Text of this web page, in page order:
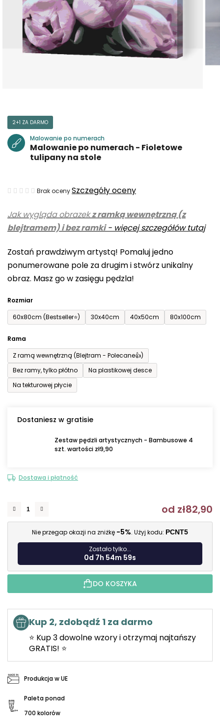
Jak wygląda obrazekz ramką wewnętrzną (z
blejtramem) i bez ramki- więcej szczegółów tutaj
Zostań prawdziwym artystą! Pomaluj jedno
ponumerowane pole za drugim i stwórz unikalny
obraz. Masz go w zasięgu pędzla!
Rozmiar
60x80cm (Bestseller⭐)
30x40cm 40x50cm 80x100cm
Rama
Z ramą wewnętrzną (Blejtram - Polecane👍)
Bez ramy, tylko płótno
Na plastikowej desce
Na tekturowej płycie
Dostaniesz w gratisie
Zestaw pędzli artystycznych - Bambusowe 4
szt. wartości zł9,90
Dostawa i płatność
od zł82,90
Nie przegap okazji na zniżkę -5%. Użyj kodu: PCNT5
Zostało tylko...
0d 7h 54m 58s
DO KOSZYKA
Kup 2, zdobądź 1 za darmo
⭐ Kup 3 dowolne wzory i otrzymaj najtańszy
GRATIS! ⭐
Produkcja w UE
Paleta ponad
700 kolorów
2+1 ZA DARMO
Malowanie po numerach
Malowanie po numerach - Fioletowe
tulipany na stole
Średnia
produktu
wynosi
na
5
gwiazdek.
Brak ocenySzczegóły oceny